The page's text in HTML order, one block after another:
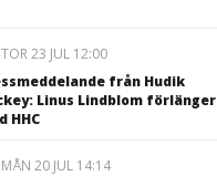
TOR 23 JUL 12:00
från Hudik
Linus Lindblom förlänger
HHC
MÅN 20 JUL 14:14